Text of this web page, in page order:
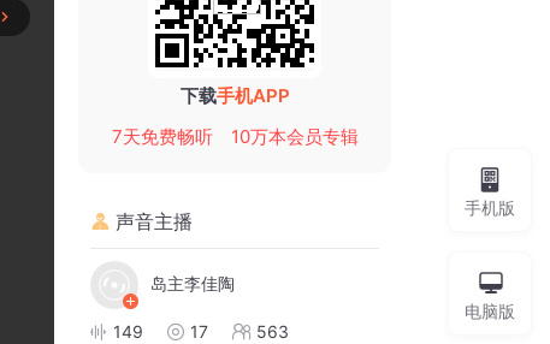
下载手机APP
7天免费畅听
10万本会员专辑
声音主播
岛主李佳陶
149 17 563
手机版
电脑版